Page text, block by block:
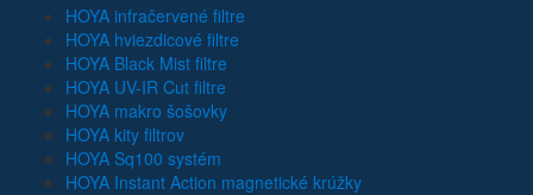
HOYA infračervené filtre
HOYA hviezdicové filtre
HOYA Black Mist filtre
HOYA UV-IR Cut filtre
HOYA makro šošovky
HOYA kity filtrov
HOYA Sq100 systém
HOYA Instant Action magnetické krúžky